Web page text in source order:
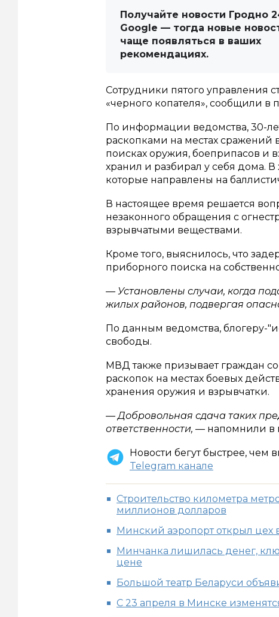
Получайте новости Гродно
Google — тогда новые
чаще появляться в ваших
рекомендациях.
Сотрудники пятого управления
«черного копателя», сообщили в
По информации ведомства, 30-
раскопками на местах
поисках оружия, боеприпасов и
хранил и разбирал у себя дома.
которые направлены на
В настоящее время решается
незаконного обращения с
взрывчатыми веществами.
Кроме того, выяснилось, что
приборного поиска на
— Установлены случаи, когда
жилых районов, подвергая
По данным ведомства, блогеру-
свободы.
МВД также призывает граждан
раскопок на местах боевых
хранения оружия и взрывчатки.
— Добровольная сдача таких
ответственности, — напомнили в
Новости бегут быстрее, чем
Telegram канале
Строительство километра
миллионов долларов
Минский аэропорт открыл цех
Минчанка лишилась денег,
цене
Большой театр Беларуси
С 23 апреля в Минске